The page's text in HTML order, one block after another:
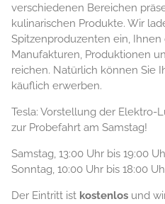
verschiedenen Bereichen
kulinarischen Produkte. Wir
Spitzenproduzenten ein, Ihnen
Manufakturen, Produktionen
reichen. Natürlich können Sie
käuflich erwerben.
Tesla: Vorstellung der Elektro-
zur Probefahrt am Samstag!
Samstag, 13:00 Uhr bis 19:00
Sonntag, 10:00 Uhr bis 18:00
Der Eintritt ist kostenlos und